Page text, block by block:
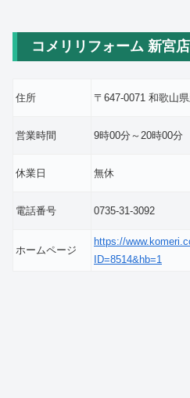
コメリリフォーム 新宮店
住所 〒647-0071 和歌山
営業時間 9時00分～20時00分
休業日 無休
電話番号 0735-31-3092
ホームページ
https://
ID=8514&hb=1